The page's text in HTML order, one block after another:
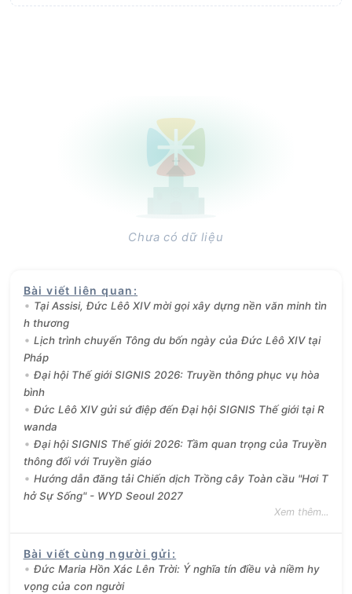
Chưa có dữ liệu
Bài viết liên quan :
Tại Assisi, Đức Lêô XIV mời gọi xây dựng nền văn minh tìn
h thương
Lịch trình chuyến Tông du bốn ngày của Đức Lêô XIV tại
Pháp
Đại hội Thế giới SIGNIS 2026: Truyền thông phục vụ hòa
bình
Đức Lêô XIV gửi sứ điệp đến Đại hội SIGNIS Thế giới tại R
wanda
Đại hội SIGNIS Thế giới 2026: Tầm quan trọng của Truyền
thông đối với Truyền giáo
Hướng dẫn đăng tải Chiến dịch Trồng cây Toàn cầu "Hơi T
hở Sự Sống" - WYD Seoul 2027
Xem thêm...
Bài viết cùng người gửi :
Đức Maria Hồn Xác Lên Trời: Ý nghĩa tín điều và niềm hy
vọng của con người